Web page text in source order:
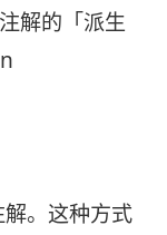
解的「派生
。这种方式